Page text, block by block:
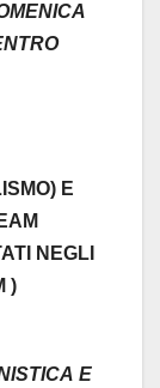
) E
NEGLI
)
E